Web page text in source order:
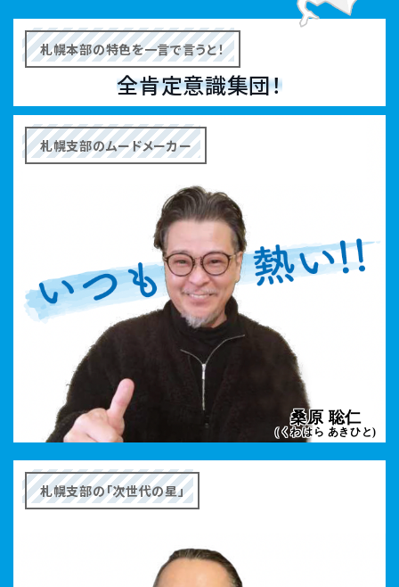
札幌本部の特色を一言で言うと！
全肯定意識集団！
札幌支部のムードメーカー
桑原 聡仁
(くわはら あきひと)
札幌支部の「次世代の星」